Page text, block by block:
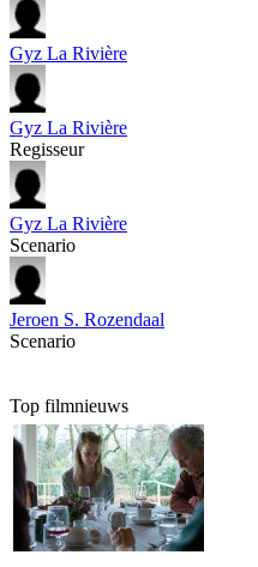
Gyz La Rivière
Gyz La Rivière
Regisseur
Gyz La Rivière
Scenario
Jeroen S. Rozendaal
Scenario
Top filmnieuws